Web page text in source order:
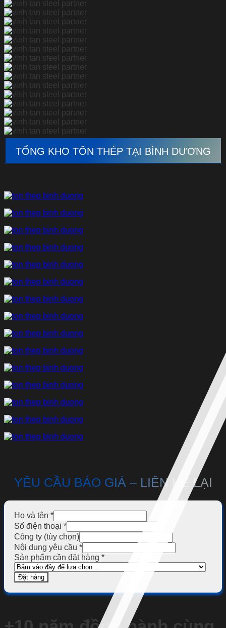
TỔNG KHO TÔN THÉP TẠI BÌNH DƯƠNG
YÊU CẦU BÁO GIÁ – LIÊN HỆ LẠI
Họ và tên *
Số điện thoại *
Công ty (tùy chọn)
Nội dung yêu cầu *
Sản phẩm cần đặt hàng *
Đặt hàng